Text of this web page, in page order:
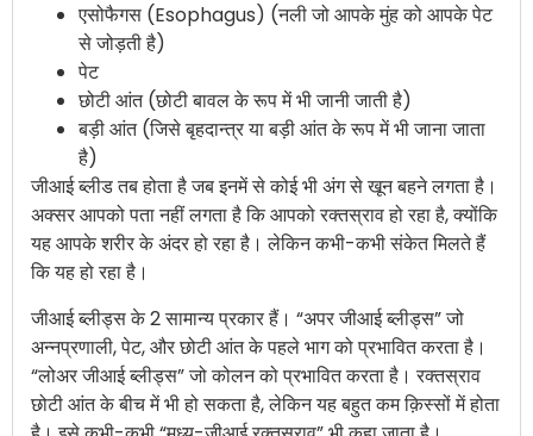
एसोफैगस (Esophagus) (नली जो आपके मुंह को आपके पेट
से जोड़ती है)
पेट
छोटी आंत (छोटी बावल के रूप में भी जानी जाती है)
बड़ी आंत (जिसे बृहदान्त्र या बड़ी आंत के रूप में भी जाना जाता
है)
जीआई ब्लीड तब ​​होता है जब इनमें से कोई भी अंग से खून बहने लगता है।
अक्सर आपको पता नहीं लगता है कि आपको रक्तस्राव हो रहा है, क्योंकि
यह आपके शरीर के अंदर हो रहा है। लेकिन कभी-कभी संकेत मिलते हैं
कि यह हो रहा है।
जीआई ब्लीड्स के 2 सामान्य प्रकार हैं। “अपर जीआई ब्लीड्स” जो
अन्नप्रणाली, पेट, और छोटी आंत के पहले भाग को प्रभावित करता है।
“लोअर जीआई ब्लीड्स” जो कोलन को प्रभावित करता है। रक्तस्राव
छोटी आंत के बीच में भी हो सकता है, लेकिन यह बहुत कम क़िस्सों में होता